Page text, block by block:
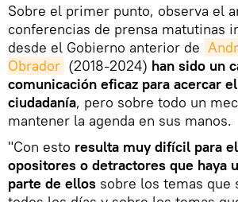
Sobre el primer punto, observa el
conferencias de prensa matutinas
desde el Gobierno anterior de
Obrador (2018-2024) han sido un
comunicación eficaz para acercar
ciudadanía, pero sobre todo un
mantener la agenda en sus manos.
"Con esto resulta muy difícil para
opositores o detractores que haya
parte de ellos sobre los temas que